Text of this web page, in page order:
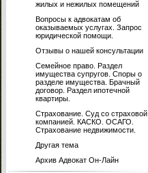
жилых и нежилых помещений
Вопросы к адвокатам об
оказываемых услугах. Запрос
юридической помощи.
Отзывы о нашей консультации
Семейное право. Раздел
имущества супругов. Споры о
разделе имущества. Брачный
договор. Раздел ипотечной
квартиры.
Страхование. Суд со страховой
компанией. КАСКО. ОСАГО.
Страхование недвижимости.
Другая тема
Архив Адвокат Он-Лайн